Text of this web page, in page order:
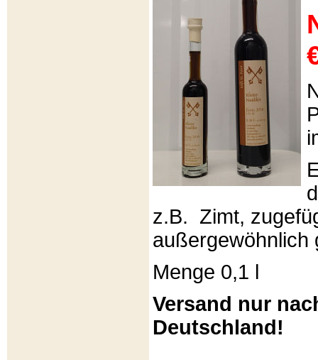
z.B. Zimt,
außergewöhnlich
Menge 0,1 l
Versand nur
Deutschland!